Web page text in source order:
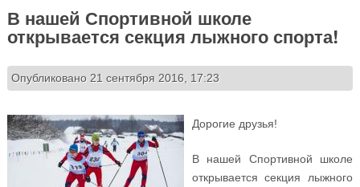
В нашей Спортивной школе
открывается секция лыжного спорта!
Опубликовано 21 сентября 2016, 17:23
Дорогие друзья!
В нашей Спортивной школе
открывается секция лыжного